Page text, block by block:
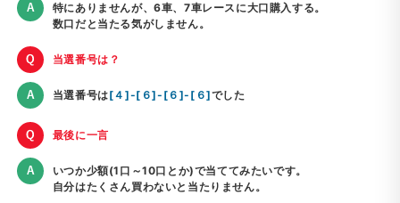
特にありませんが、6車、7車レースに大口購入する。
数口だと当たる気がしません。
当選番号は？
当選番号は[４]-[６]-[６]-[６]でした
最後に一言
いつか少額(1口～10口とか)で当ててみたいです。
自分はたくさん買わないと当たりません。